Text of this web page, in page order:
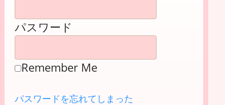
パスワード
Remember Me
パスワードを忘れてしまった